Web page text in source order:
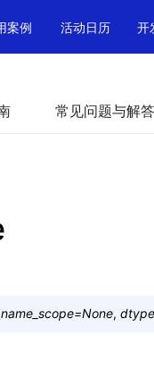
案例 活动日历 开
常见问题与解答
name_scope=None, dtype